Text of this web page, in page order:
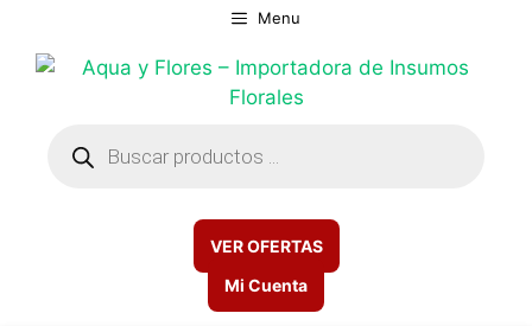
contenido
Menu
productos
VER OFERTAS
Mi Cuenta